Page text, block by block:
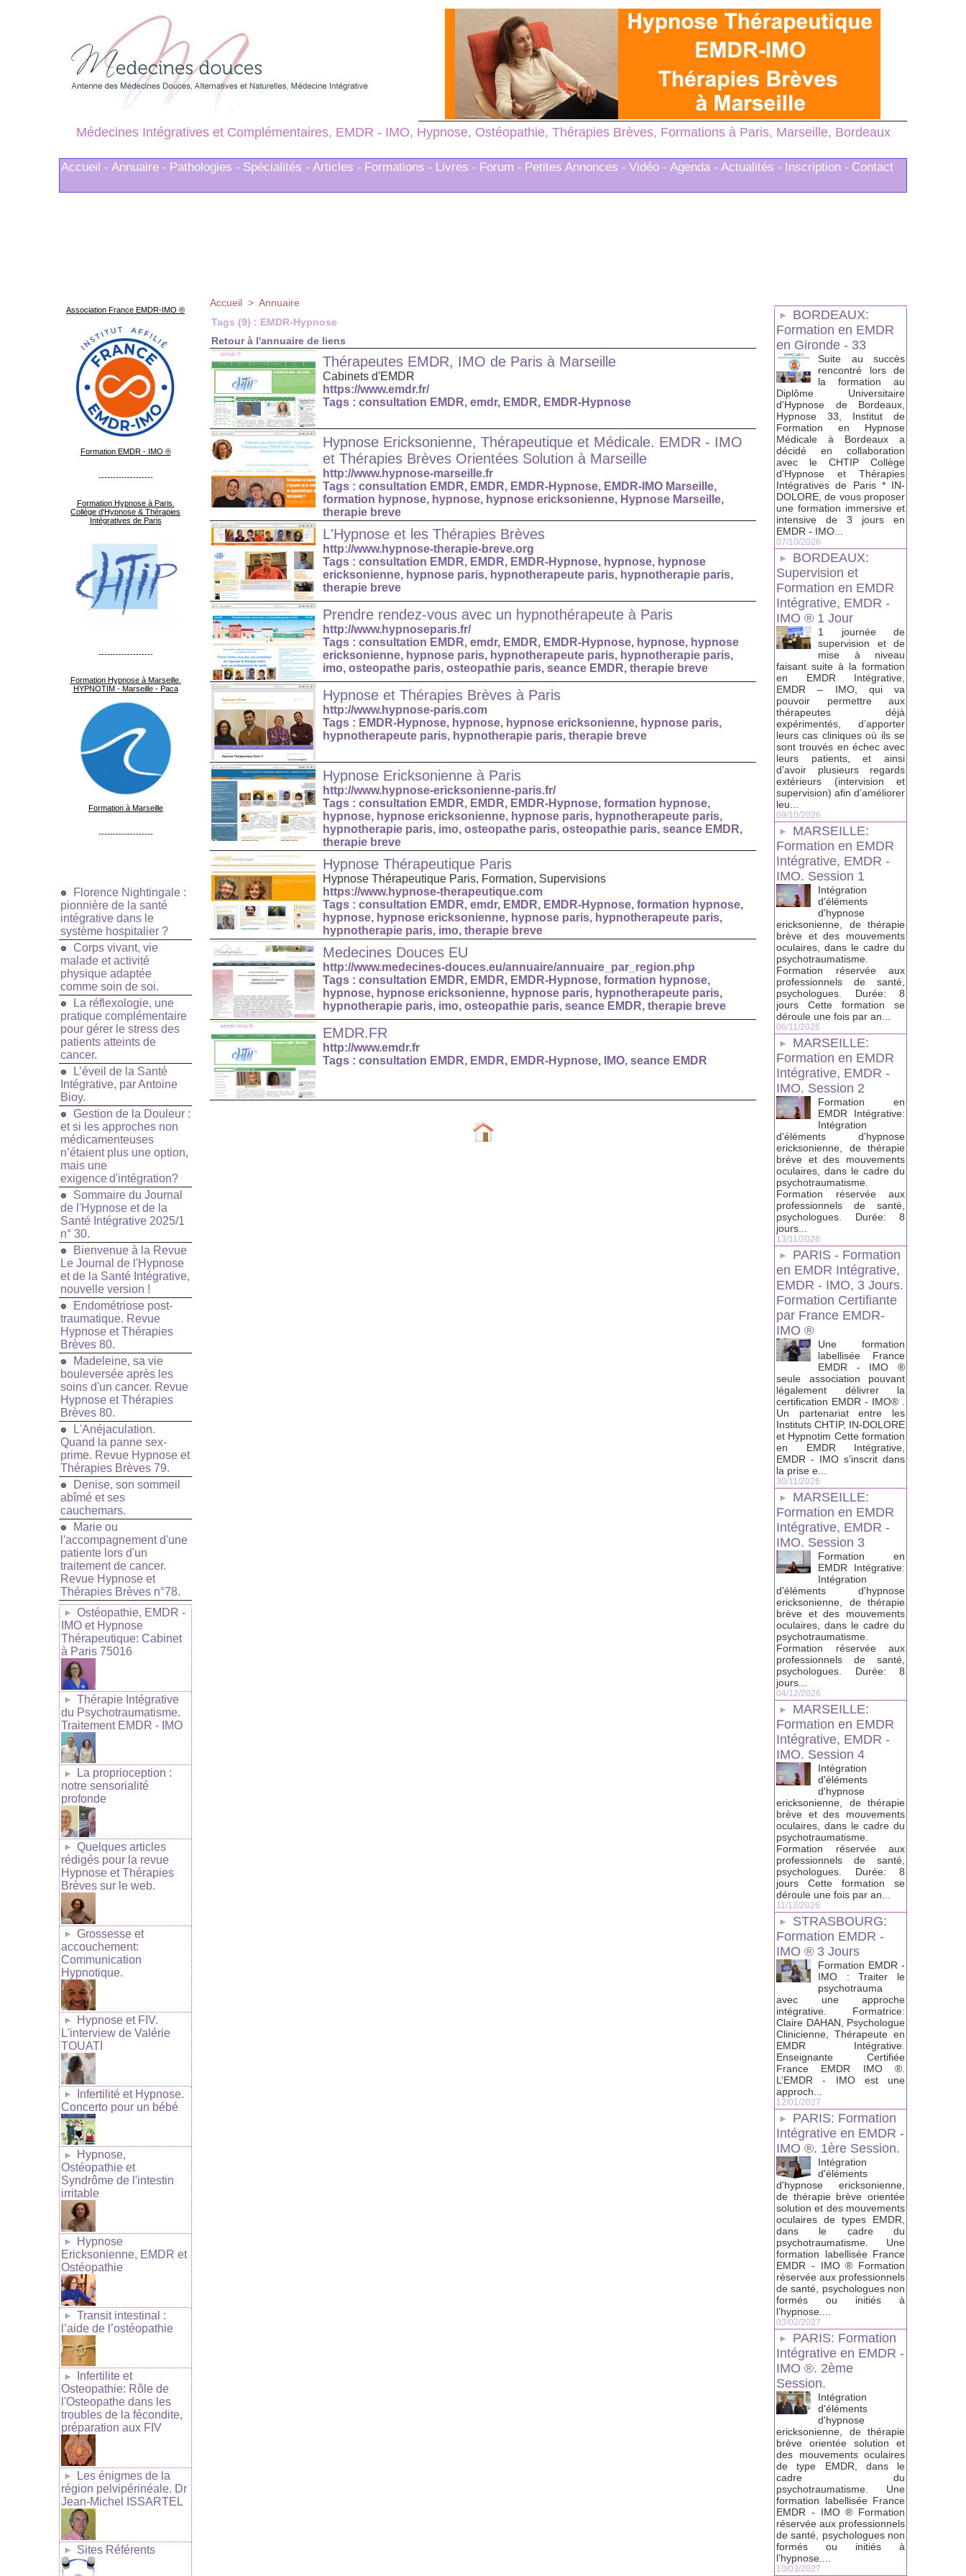
Médecines Intégratives et Complémentaires, EMDR - IMO, Hypnose, Ostéopathie, Thérapies Brèves, Formations à Paris, Marseille, Bordeaux
Accueil - Annuaire - Pathologies - Spécialités - Articles - Formations - Livres - Forum - Petites Annonces - Vidéo - Agenda - Actualités - Inscription - Contact
Association France EMDR-IMO ®
Formation EMDR - IMO ®
-------------------
Formation Hypnose à Paris.
Collège d'Hypnose & Thérapies
Intégratives de Paris
-------------------
Formation Hypnose à Marseille.
HYPNOTIM - Marseille - Paca
Formation à Marseille
-------------------
Florence Nightingale :
pionnière de la santé
intégrative dans le
système hospitalier ?
Corps vivant, vie
malade et activité
physique adaptée
comme soin de soi.
La réflexologie, une
pratique complémentaire
pour gérer le stress des
patients atteints de
cancer.
L’éveil de la Santé
Intégrative, par Antoine
Bioy.
Gestion de la Douleur :
et si les approches non
médicamenteuses
n’étaient plus une option,
mais une
exigence d'intégration?
Sommaire du Journal
de l'Hypnose et de la
Santé Intégrative 2025/1
n° 30.
Bienvenue à la Revue
Le Journal de l'Hypnose
et de la Santé Intégrative,
nouvelle version !
Endométriose post-
traumatique. Revue
Hypnose et Thérapies
Brèves 80.
Madeleine, sa vie
bouleversée après les
soins d'un cancer. Revue
Hypnose et Thérapies
Brèves 80.
L'Anéjaculation.
Quand la panne sex-
prime. Revue Hypnose et
Thérapies Brèves 79.
Denise, son sommeil
abîmé et ses
cauchemars.
Marie ou
l'accompagnement d'une
patiente lors d'un
traitement de cancer.
Revue Hypnose et
Thérapies Brèves n°78.
Ostéopathie, EMDR -
IMO et Hypnose
Thérapeutique: Cabinet
à Paris 75016
Thérapie Intégrative
du Psychotraumatisme.
Traitement EMDR - IMO
La proprioception :
notre sensorialité
profonde
Quelques articles
rédigés pour la revue
Hypnose et Thérapies
Brèves sur le web.
Grossesse et
accouchement:
Communication
Hypnotique.
Hypnose et FIV.
L'interview de Valérie
TOUATI
Infertilité et Hypnose.
Concerto pour un bébé
Hypnose,
Ostéopathie et
Syndrôme de l'intestin
irritable
Hypnose
Ericksonienne, EMDR et
Ostéopathie
Transit intestinal :
l’aide de l’ostéopathie
Infertilite et
Osteopathie: Rôle de
l'Osteopathe dans les
troubles de la fécondite,
préparation aux FIV
Les énigmes de la
région pelvipérinéale. Dr
Jean-Michel ISSARTEL
Sites Référents
Accueil > Annuaire
Tags (9) : EMDR-Hypnose
Retour à l'annuaire de liens
Thérapeutes EMDR, IMO de Paris à Marseille
Cabinets d'EMDR
https://www.emdr.fr/
Tags : consultation EMDR, emdr, EMDR, EMDR-Hypnose
Hypnose Ericksonienne, Thérapeutique et Médicale. EMDR - IMO
et Thérapies Brèves Orientées Solution à Marseille
http://www.hypnose-marseille.fr
Tags : consultation EMDR, EMDR, EMDR-Hypnose, EMDR-IMO Marseille,
formation hypnose, hypnose, hypnose ericksonienne, Hypnose Marseille,
therapie breve
L'Hypnose et les Thérapies Brèves
http://www.hypnose-therapie-breve.org
Tags : consultation EMDR, EMDR, EMDR-Hypnose, hypnose, hypnose
ericksonienne, hypnose paris, hypnotherapeute paris, hypnotherapie paris,
therapie breve
Prendre rendez-vous avec un hypnothérapeute à Paris
http://www.hypnoseparis.fr/
Tags : consultation EMDR, emdr, EMDR, EMDR-Hypnose, hypnose, hypnose
ericksonienne, hypnose paris, hypnotherapeute paris, hypnotherapie paris,
imo, osteopathe paris, osteopathie paris, seance EMDR, therapie breve
Hypnose et Thérapies Brèves à Paris
http://www.hypnose-paris.com
Tags : EMDR-Hypnose, hypnose, hypnose ericksonienne, hypnose paris,
hypnotherapeute paris, hypnotherapie paris, therapie breve
Hypnose Ericksonienne à Paris
http://www.hypnose-ericksonienne-paris.fr/
Tags : consultation EMDR, EMDR, EMDR-Hypnose, formation hypnose,
hypnose, hypnose ericksonienne, hypnose paris, hypnotherapeute paris,
hypnotherapie paris, imo, osteopathe paris, osteopathie paris, seance EMDR,
therapie breve
Hypnose Thérapeutique Paris
Hypnose Thérapeutique Paris, Formation, Supervisions
https://www.hypnose-therapeutique.com
Tags : consultation EMDR, emdr, EMDR, EMDR-Hypnose, formation hypnose,
hypnose, hypnose ericksonienne, hypnose paris, hypnotherapeute paris,
hypnotherapie paris, imo, therapie breve
Medecines Douces EU
http://www.medecines-douces.eu/annuaire/annuaire_par_region.php
Tags : consultation EMDR, EMDR, EMDR-Hypnose, formation hypnose,
hypnose, hypnose ericksonienne, hypnose paris, hypnotherapeute paris,
hypnotherapie paris, imo, osteopathie paris, seance EMDR, therapie breve
EMDR.FR
http://www.emdr.fr
Tags : consultation EMDR, EMDR, EMDR-Hypnose, IMO, seance EMDR
BORDEAUX:
Formation en EMDR
en Gironde - 33
Suite au succès
rencontré lors de
la formation au
Diplôme Universitaire
d'Hypnose de Bordeaux,
Hypnose 33, Institut de
Formation en Hypnose
Médicale à Bordeaux a
décidé en collaboration
avec le CHTIP Collège
d'Hypnose et Thérapies
Intégratives de Paris * IN-
DOLORE, de vous proposer
une formation immersive et
intensive de 3 jours en
EMDR - IMO...
07/10/2026
BORDEAUX:
Supervision et
Formation en EMDR
Intégrative, EMDR -
IMO ® 1 Jour
1 journée de
supervision et de
mise à niveau
faisant suite à la formation
en EMDR Intégrative,
EMDR – IMO, qui va
pouvoir permettre aux
thérapeutes déjà
expérimentés, d’apporter
leurs cas cliniques où ils se
sont trouvés en échec avec
leurs patients, et ainsi
d’avoir plusieurs regards
extérieurs (intervision et
supervision) afin d’améliorer
leu...
09/10/2026
MARSEILLE:
Formation en EMDR
Intégrative, EMDR -
IMO. Session 1
Intégration
d'éléments
d'hypnose
ericksonienne, de thérapie
brève et des mouvements
oculaires, dans le cadre du
psychotraumatisme.
Formation réservée aux
professionnels de santé,
psychologues. Durée: 8
jours Cette formation se
déroule une fois par an...
06/11/2026
MARSEILLE:
Formation en EMDR
Intégrative, EMDR -
IMO. Session 2
Formation en
EMDR Intégrative:
Intégration
d'éléments d'hypnose
ericksonienne, de thérapie
brève et des mouvements
oculaires, dans le cadre du
psychotraumatisme.
Formation réservée aux
professionnels de santé,
psychologues. Durée: 8
jours...
13/11/2026
PARIS - Formation
en EMDR Intégrative,
EMDR - IMO, 3 Jours.
Formation Certifiante
par France EMDR-
IMO ®
Une formation
labellisée France
EMDR - IMO ®
seule association pouvant
légalement délivrer la
certification EMDR - IMO® .
Un partenariat entre les
Instituts CHTIP, IN-DOLORE
et Hypnotim Cette formation
en EMDR Intégrative,
EMDR - IMO s’inscrit dans
la prise e...
30/11/2026
MARSEILLE:
Formation en EMDR
Intégrative, EMDR -
IMO. Session 3
Formation en
EMDR Intégrative:
Intégration
d'éléments d'hypnose
ericksonienne, de thérapie
brève et des mouvements
oculaires, dans le cadre du
psychotraumatisme.
Formation réservée aux
professionnels de santé,
psychologues. Durée: 8
jours...
04/12/2026
MARSEILLE:
Formation en EMDR
Intégrative, EMDR -
IMO. Session 4
Intégration
d'éléments
d'hypnose
ericksonienne, de thérapie
brève et des mouvements
oculaires, dans le cadre du
psychotraumatisme.
Formation réservée aux
professionnels de santé,
psychologues. Durée: 8
jours Cette formation se
déroule une fois par an...
11/12/2026
STRASBOURG:
Formation EMDR -
IMO ® 3 Jours
Formation EMDR -
IMO : Traiter le
psychotrauma
avec une approche
intégrative. Formatrice:
Claire DAHAN, Psychologue
Clinicienne, Thérapeute en
EMDR Intégrative.
Enseignante Certifiée
France EMDR IMO ®.
L’EMDR - IMO est une
approch...
12/01/2027
PARIS: Formation
Intégrative en EMDR -
IMO ®. 1ère Session.
Intégration
d'éléments
d'hypnose ericksonienne,
de thérapie brève orientée
solution et des mouvements
oculaires de types EMDR,
dans le cadre du
psychotraumatisme. Une
formation labellisée France
EMDR - IMO ® Formation
réservée aux professionnels
de santé, psychologues non
formés ou initiés à
l’hypnose....
03/02/2027
PARIS: Formation
Intégrative en EMDR -
IMO ®. 2ème
Session.
Intégration
d'éléments
d'hypnose
ericksonienne, de thérapie
brève orientée solution et
des mouvements oculaires
de type EMDR, dans le
cadre du
psychotraumatisme. Une
formation labellisée France
EMDR - IMO ® Formation
réservée aux professionnels
de santé, psychologues non
formés ou initiés à
l’hypnose....
10/03/2027